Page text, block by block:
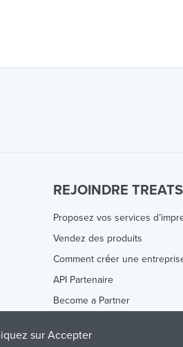
REJOINDRE
Proposez vos services
Vendez des produits
Comment créer une
API Partenaire
Become a Partner
sur Accepter